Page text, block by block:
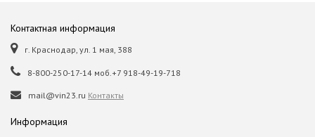
Контактная информация
г. Краснодар, ул. 1 мая, 388
8-800-250-17-14 моб.+7 918-49-19-718
mail@vin23.ru Контакты
Информация